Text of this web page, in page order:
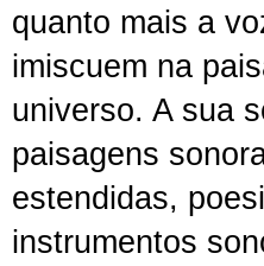
quanto mais a
imiscuem na
universo. A sua
paisagens
estendidas,
instrumentos